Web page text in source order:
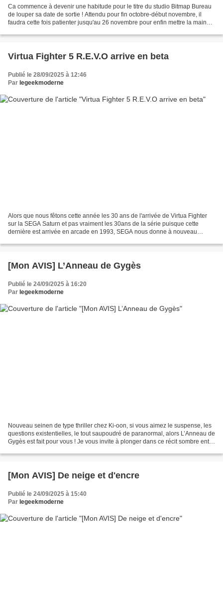
Ca commence à devenir une habitude pour le titre du studio Bitmap Bureau
de louper sa date de sortie ! Attendu pour fin octobre-début novembre, il
faudra cette fois patienter jusqu'au 26 novembre pour enfin mettre la main
Virtua Fighter 5 R.E.V.O arrive en beta
Publié le 28/09/2025 à 12:46
Par legeekmoderne
Alors que nous fêtons cette année les 30 ans de l'arrivée de Virtua Fighter
sur la SEGA Saturn et pas vraiment les 30ans de la série puisque cette
dernière est arrivée en arcade en 1993, SEGA nous donne à nouveau
[Mon AVIS] L’Anneau de Gygès
Publié le 24/09/2025 à 16:20
Par legeekmoderne
Nouveau seinen de type thriller chez Ki-oon, si vous aimez le suspense, les
questions existentielles, le tout saupoudré de paranormal, alors L’Anneau de
Gygès est fait pour vous ! Je vous invite à plonger dans ce récit sombre entre
[Mon AVIS] De neige et d'encre
Publié le 24/09/2025 à 15:40
Par legeekmoderne